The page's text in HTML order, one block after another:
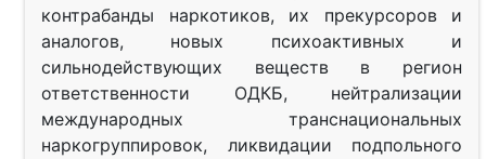
контрабанды наркотиков, их прекурсоров и
аналогов, новых психоактивных и
сильнодействующих веществ в регион
ответственности ОДКБ, нейтрализации
международных транснациональных
наркогруппировок, ликвидации подпольного